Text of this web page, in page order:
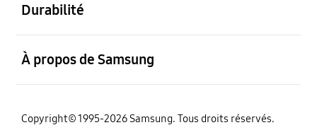
Durabilité
À propos de Samsung
Copyright© 1995-2026 Samsung. Tous droits réservés.